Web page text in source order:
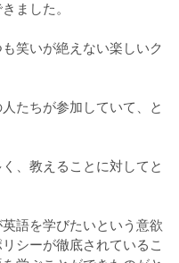
ました。
笑いが絶えない楽しいク
たちが参加していて、と
、教えることに対してと
語を学びたいという意欲
シーが徹底されているこ